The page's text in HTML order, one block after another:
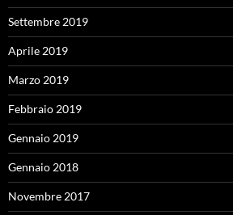
Settembre 2019
Aprile 2019
Marzo 2019
Febbraio 2019
Gennaio 2019
Gennaio 2018
Novembre 2017